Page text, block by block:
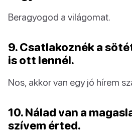
Beragyogod a világomat.
9. Csatlakoznék a
is ott lennél.
Nos, akkor van egy jó hírem
10. Nálad van a
szívem érted.